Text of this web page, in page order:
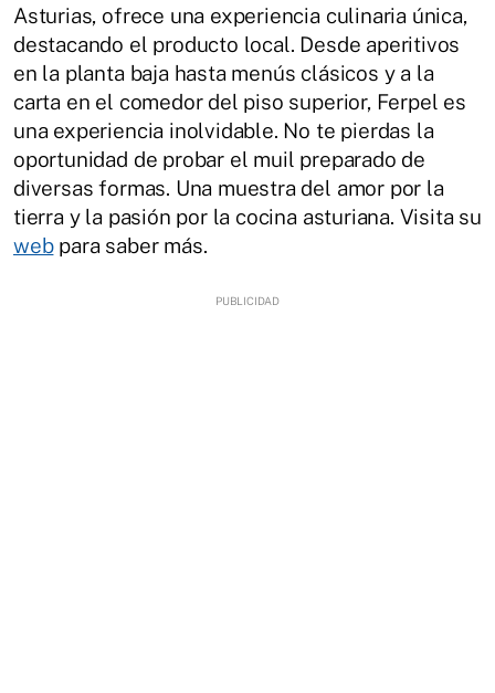
Asturias, ofrece una experiencia culinaria única,
destacando el producto local. Desde aperitivos
en la planta baja hasta menús clásicos y a la
carta en el comedor del piso superior, Ferpel es
una experiencia inolvidable. No te pierdas la
oportunidad de probar el muil preparado de
diversas formas. Una muestra del amor por la
tierra y la pasión por la cocina asturiana. Visita su
webpara saber más.